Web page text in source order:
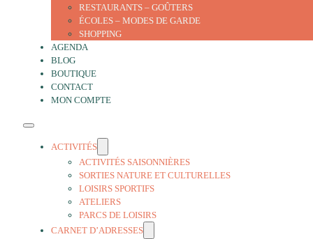
RESTAURANTS – GOÛTERS
ÉCOLES – MODES DE GARDE
SHOPPING
AGENDA
BLOG
BOUTIQUE
CONTACT
MON COMPTE
ACTIVITÉS
ACTIVITÉS SAISONNIÈRES
SORTIES NATURE ET CULTURELLES
LOISIRS SPORTIFS
ATELIERS
PARCS DE LOISIRS
CARNET D’ADRESSES